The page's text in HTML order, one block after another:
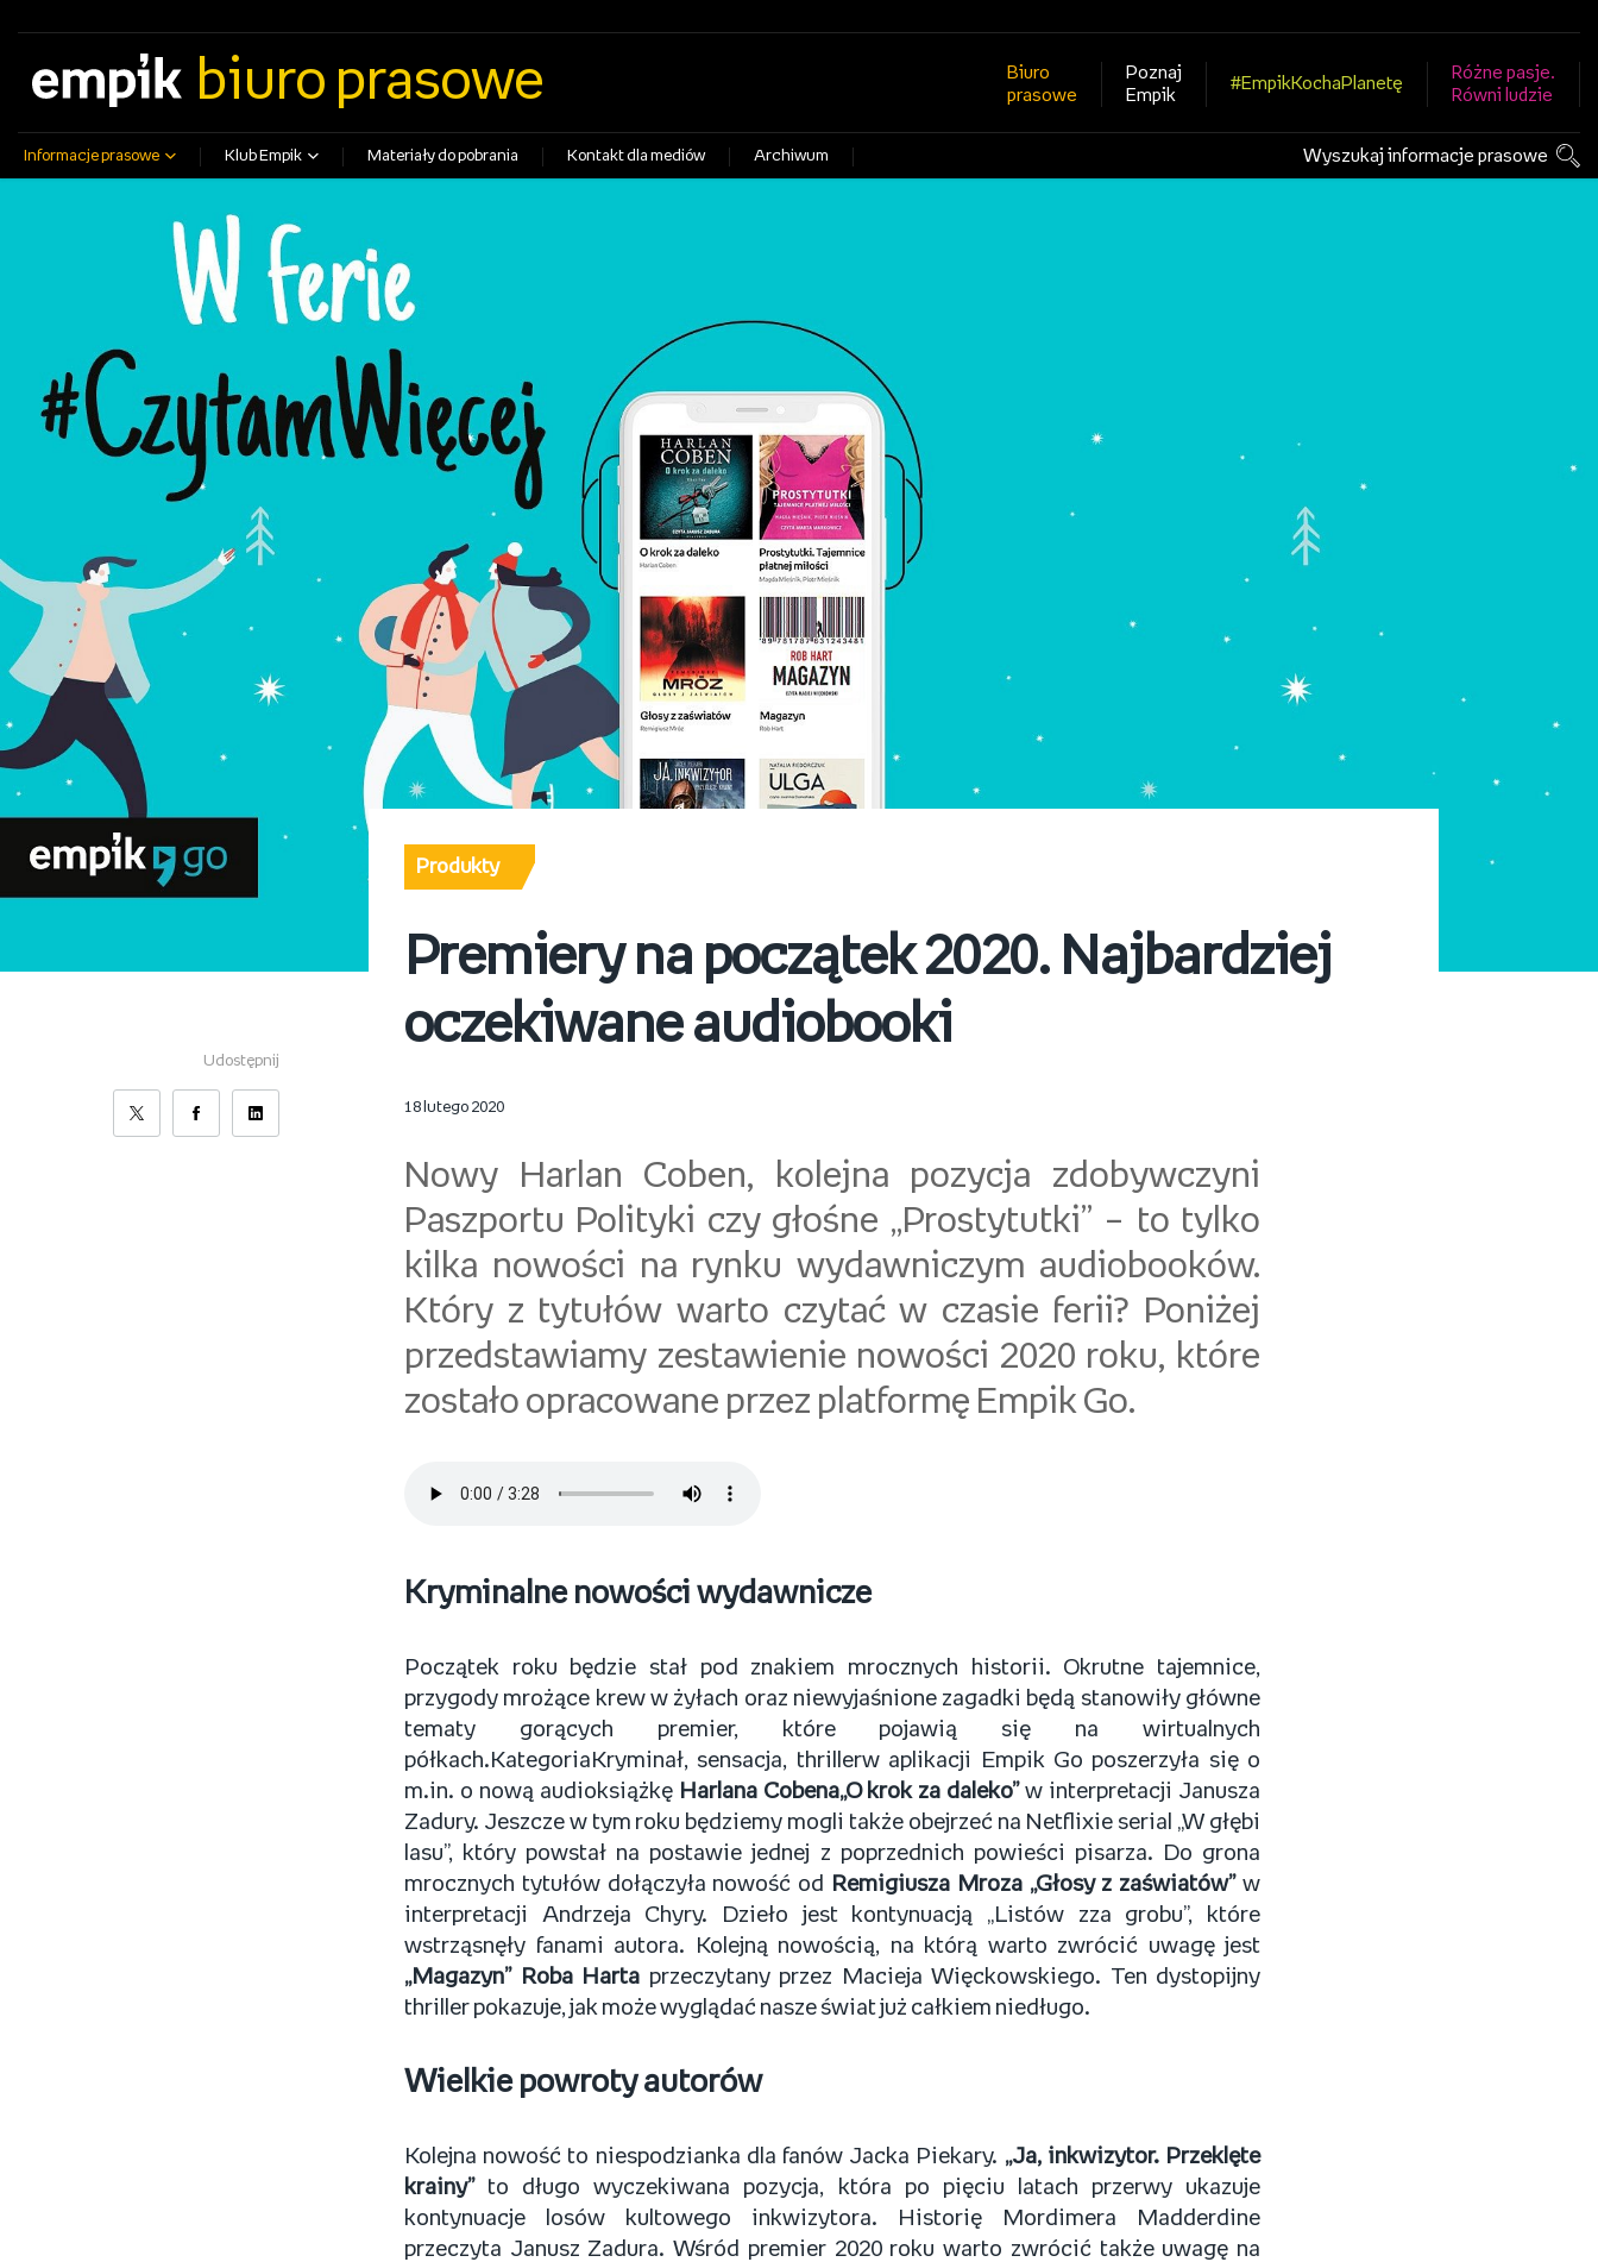
biuro prasowe
Biuro
prasowe
Poznaj
Empik
#EmpikKochaPlanetę
Różne pasje.
Równi ludzie
Informacje prasowe Klub Empik Materiały do pobrania Kontakt dla mediów Archiwum Wyszukaj informacje prasowe
Udostępnij
Produkty
Premiery na początek 2020. Najbardziej
oczekiwane audiobooki
18 lutego 2020
Nowy Harlan Coben, kolejna pozycja zdobywczyni
Paszportu Polityki czy głośne „Prostytutki” – to tylko
kilka nowości na rynku wydawniczym audiobooków.
Który z tytułów warto czytać w czasie ferii? Poniżej
przedstawiamy zestawienie nowości 2020 roku, które
zostało opracowane przez platformę Empik Go.
Kryminalne nowości wydawnicze
Początek roku będzie stał pod znakiem mrocznych historii. Okrutne tajemnice,
przygody mrożące krew w żyłach oraz niewyjaśnione zagadki będą stanowiły główne
tematy gorących premier, które pojawią się na wirtualnych
półkach.KategoriaKryminał, sensacja, thrillerw aplikacji Empik Go poszerzyła się o
m.in. o nową audioksiążkęHarlana Cobena„O krok za daleko”w interpretacji Janusza
Zadury. Jeszcze w tym roku będziemy mogli także obejrzeć na Netflixie serial „W głębi
lasu”, który powstał na postawie jednej z poprzednich powieści pisarza. Do grona
mrocznych tytułów dołączyła nowość od
Remigiusza Mroza „Głosy z zaświatów” w
interpretacji Andrzeja Chyry. Dzieło jest kontynuacją „Listów zza grobu”, które
wstrząsnęły fanami autora. Kolejną nowością, na którą warto zwrócić uwagę jest
„Magazyn” Roba Harta przeczytany przez Macieja Więckowskiego. Ten dystopijny
thriller pokazuje, jak może wyglądać nasze świat już całkiem niedługo.
Wielkie powroty autorów
Kolejna nowość to niespodzianka dla fanów Jacka Piekary. „Ja, inkwizytor. Przeklęte
krainy” to długo wyczekiwana pozycja, która po pięciu latach przerwy ukazuje
kontynuacje losów kultowego inkwizytora. Historię Mordimera Madderdine
przeczyta Janusz Zadura. Wśród premier 2020 roku warto zwrócić także uwagę na